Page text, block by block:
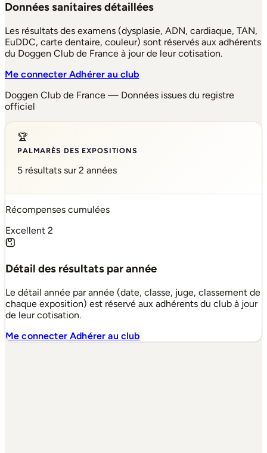
Données sanitaires détaillées
Les résultats des examens (dysplasie, ADN, cardiaque, TAN,
EuDDC, carte dentaire, couleur) sont réservés aux adhérents
du Doggen Club de France à jour de leur cotisation.
Me connecterAdhérer au club
Doggen Club de France — Données issues du registre
officiel
🏆
PALMARÈS DES EXPOSITIONS
5 résultats sur 2 années
Récompenses cumulées
Excellent 2
Détail des résultats par année
Le détail année par année (date, classe, juge, classement de
chaque exposition) est réservé aux adhérents du club à jour
de leur cotisation.
Me connecterAdhérer au club